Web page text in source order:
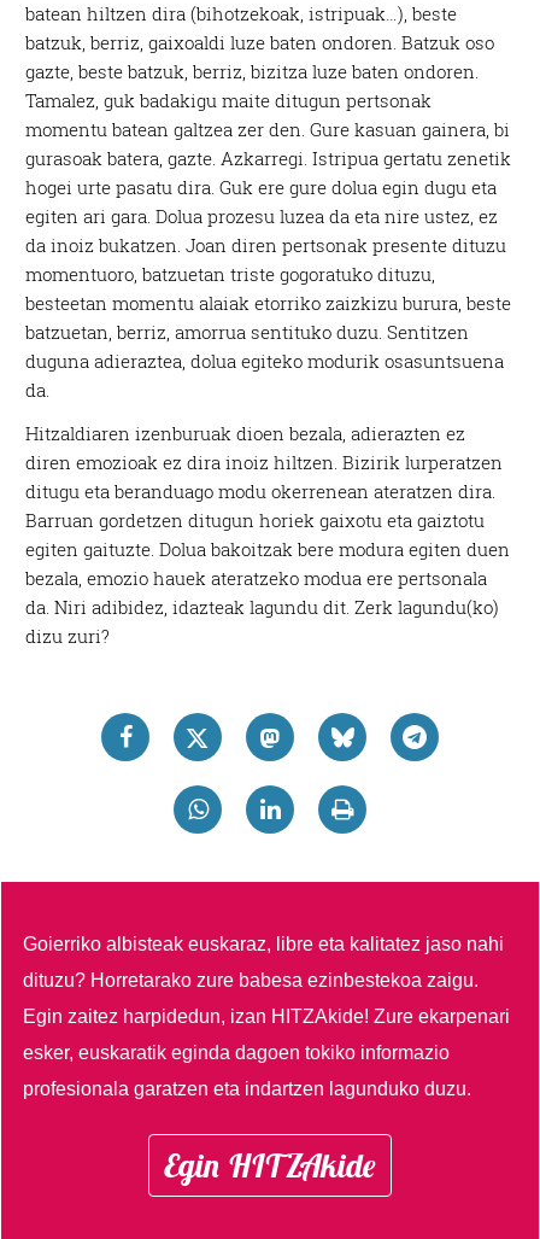
batean hiltzen dira (bihotzekoak, istripuak…), beste
batzuk, berriz, gaixoaldi luze baten ondoren. Batzuk oso
gazte, beste batzuk, berriz, bizitza luze baten ondoren.
Tamalez, guk badakigu maite ditugun pertsonak
momentu batean galtzea zer den. Gure kasuan gainera, bi
gurasoak batera, gazte. Azkarregi. Istripua gertatu zenetik
hogei urte pasatu dira. Guk ere gure dolua egin dugu eta
egiten ari gara. Dolua prozesu luzea da eta nire ustez, ez
da inoiz bukatzen. Joan diren pertsonak presente dituzu
momentuoro, batzuetan triste gogoratuko dituzu,
besteetan momentu alaiak etorriko zaizkizu burura, beste
batzuetan, berriz, amorrua sentituko duzu. Sentitzen
duguna adieraztea, dolua egiteko modurik osasuntsuena
da.
Hitzaldiaren izenburuak dioen bezala, adierazten ez
diren emozioak ez dira inoiz hiltzen. Bizirik lurperatzen
ditugu eta beranduago modu okerrenean ateratzen dira.
Barruan gordetzen ditugun horiek gaixotu eta gaiztotu
egiten gaituzte. Dolua bakoitzak bere modura egiten duen
bezala, emozio hauek ateratzeko modua ere pertsonala
da. Niri adibidez, idazteak lagundu dit. Zerk lagundu(ko)
dizu zuri?
Goierriko albisteak euskaraz, libre eta kalitatez jaso nahi
dituzu? Horretarako zure babesa ezinbestekoa zaigu.
Egin zaitez harpidedun, izan HITZAkide!Zure ekarpenari
esker, euskaratik eginda dagoen tokiko informazio
profesionala garatzen eta indartzen lagunduko duzu.
Egin HITZAkide